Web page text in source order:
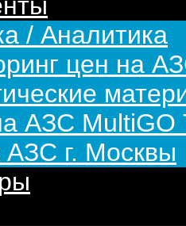
/ Аналитика
цен на
АЗС
АЗС г. Москвы